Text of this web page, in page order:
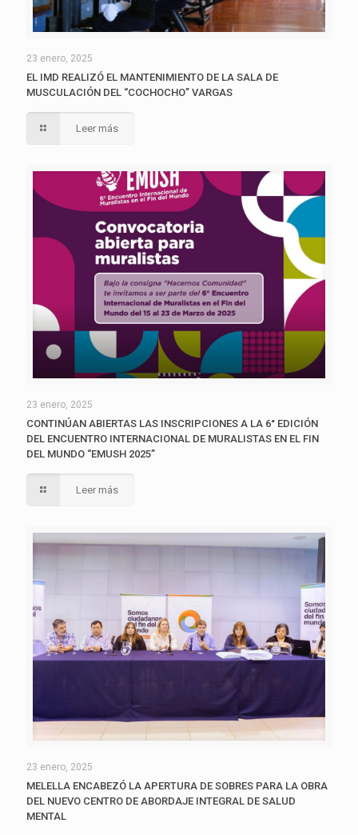
23 enero, 2025
EL IMD REALIZÓ EL MANTENIMIENTO DE LA SALA DE
MUSCULACIÓN DEL “COCHOCHO” VARGAS
Leer más
23 enero, 2025
CONTINÚAN ABIERTAS LAS INSCRIPCIONES A LA 6° EDICIÓN
DEL ENCUENTRO INTERNACIONAL DE MURALISTAS EN EL FIN
DEL MUNDO “EMUSH 2025”
Leer más
23 enero, 2025
MELELLA ENCABEZÓ LA APERTURA DE SOBRES PARA LA OBRA
DEL NUEVO CENTRO DE ABORDAJE INTEGRAL DE SALUD
MENTAL